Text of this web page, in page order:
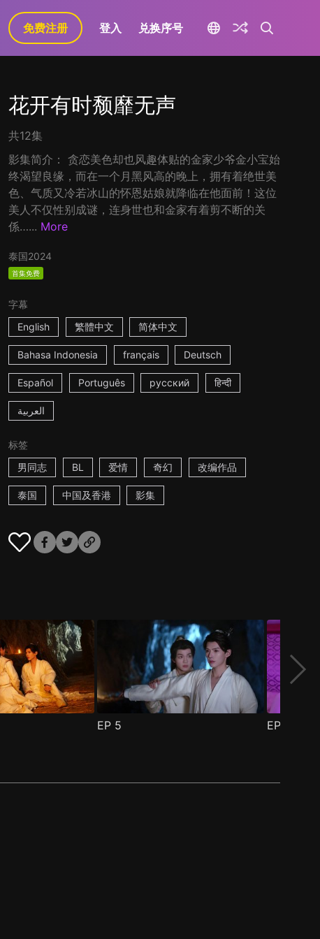
免费注册 登入 兑换序号
花开有时颓靡无声
共12集
影集简介： 贪恋美色却也风趣体贴的金家少爷金小宝始
终渴望良缘，而在一个月黑风高的晚上，拥有着绝世美
色、气质又冷若冰山的怀恩姑娘就降临在他面前！这位
美人不仅性别成谜，连身世也和金家有着剪不断的关
係…... More
泰国2024
首集免费
字幕
English
繁體中文 简体中文
Bahasa Indonesia français Deutsch
Español Português русский हिन्दी
العربية
标签
男同志
BL 爱情 奇幻 改编作品
泰国 中国及香港 影集
EP 5 EP